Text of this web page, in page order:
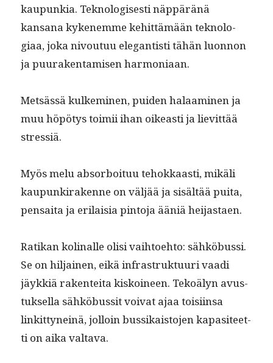
kaupunkia. Tek­nol­o­gis­es­ti näp­päränä
kansana kyken­emme kehit­tämään teknolo­
giaa, joka nivoutuu ele­gan­tisti tähän luon­non
ja puu­rak­en­tamisen harmoniaan.
Met­sässä kulkem­i­nen, puiden halaami­nen ja
muu höpö­tys toimii ihan oikeasti ja lievit­tää
stressiä.
Myös melu absorboituu tehokkaasti, mikäli
kaupunki­rakenne on väljää ja sisältää pui­ta,
pen­sai­ta ja eri­laisia pin­to­ja ääniä heijastaen.
Ratikan koli­nalle olisi vai­h­toe­hto: sähköbus­si.
Se on hil­jainen, eikä infra­struk­tu­uri vaa­di
jäykkiä rak­en­tei­ta kiskoi­neen. Tekoä­lyn avus­
tuk­sel­la sähköbus­sit voivat ajaa toisi­in­sa
linkit­tyneinä, jol­loin bus­sikaisto­jen kap­a­siteet­
ti on aika valtava.